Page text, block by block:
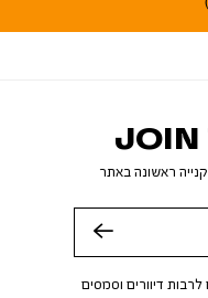
JOIN
דיוורים וסמסים